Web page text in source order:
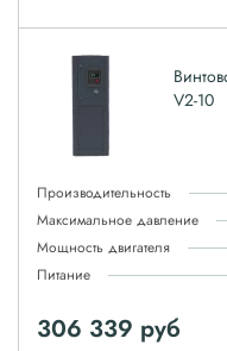
V2-10
Производительность
Максимальное давление
Мощность двигателя
Питание
306 339 руб